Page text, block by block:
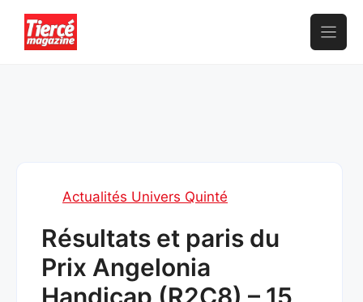
contenu
Actualités Univers Quinté
Résultats et paris du
Prix Angelonia